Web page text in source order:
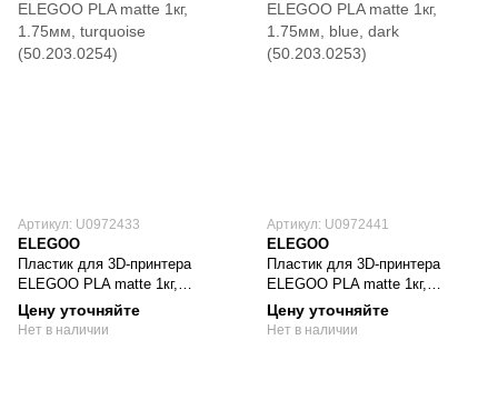
Артикул: U0972433
ELEGOO
Пластик для 3D-принтера
ELEGOO PLA matte 1кг,
1.75мм, turquoise (50.203.0254)
Цену уточняйте
Нет в наличии
Артикул: U0972441
ELEGOO
Пластик для 3D-принтера
ELEGOO PLA matte 1кг,
1.75мм, blue, dark (50.203.0253)
Цену уточняйте
Нет в наличии